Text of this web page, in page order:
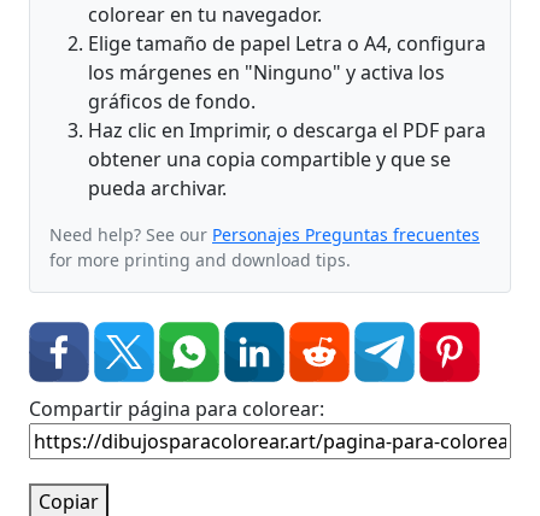
colorear en tu navegador.
Elige tamaño de papel Letra o A4, configura
los márgenes en "Ninguno" y activa los
gráficos de fondo.
Haz clic en Imprimir, o descarga el PDF para
obtener una copia compartible y que se
pueda archivar.
Need help? See our Personajes Preguntas frecuentes
for more printing and download tips.
Compartir página para colorear:
Copiar